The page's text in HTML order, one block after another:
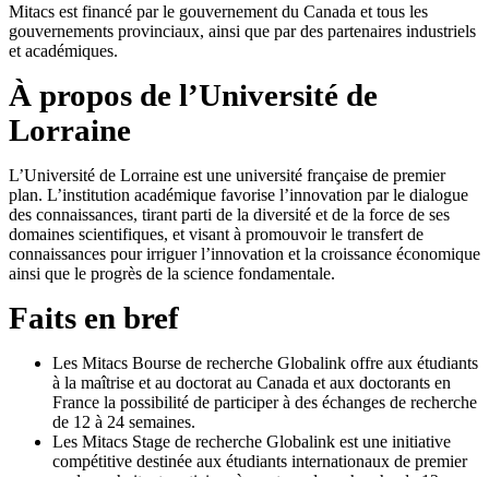
Mitacs est financé par le gouvernement du Canada et tous les
gouvernements provinciaux, ainsi que par des partenaires industriels
et académiques.
À propos de l’Université de
Lorraine
L’Université de Lorraine est une université française de premier
plan. L’institution académique favorise l’innovation par le dialogue
des connaissances, tirant parti de la diversité et de la force de ses
domaines scientifiques, et visant à promouvoir le transfert de
connaissances pour irriguer l’innovation et la croissance économique
ainsi que le progrès de la science fondamentale.
Faits en bref
Les Mitacs Bourse de recherche Globalink offre aux étudiants
à la maîtrise et au doctorat au Canada et aux doctorants en
France la possibilité de participer à des échanges de recherche
de 12 à 24 semaines.
Les Mitacs Stage de recherche Globalink est une initiative
compétitive destinée aux étudiants internationaux de premier